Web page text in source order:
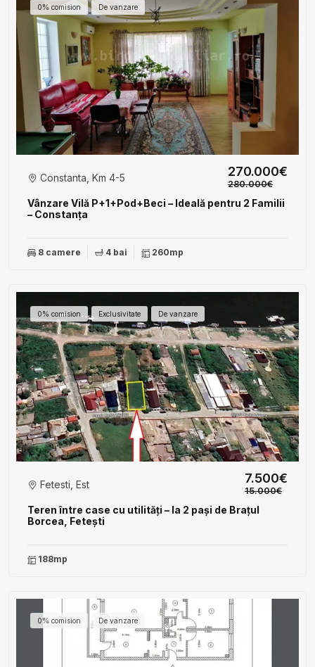
0% comision De vanzare
Vânzare Vilă P+1+Pod+Beci – Ideală pentru 2 Familii
– Constanța
Constanta, Km 4-5 270.000€
280.000€
8 camere 4 bai 260mp
0% comision Exclusivitate De vanzare
Teren între case cu utilități – la 2 pași de Brațul
Borcea, Fetești
Fetesti, Est 7.500€
15.000€
188mp
0% comision De vanzare